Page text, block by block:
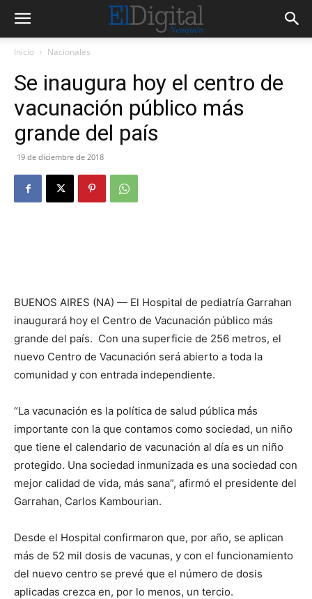
Inicio Nacionales
Se inaugura hoy el centro de
vacunación público más
grande del país
19 de diciembre de 2018
BUENOS AIRES (NA) — El Hospital de pediatría Garrahan
inaugurará hoy el Centro de Vacunación público más
grande del país. Con una superficie de 256 metros, el
nuevo Centro de Vacunación será abierto a toda la
comunidad y con entrada independiente.
“La vacunación es la política de salud pública más
importante con la que contamos como sociedad, un niño
que tiene el calendario de vacunación al día es un niño
protegido. Una sociedad inmunizada es una sociedad con
mejor calidad de vida, más sana”, afirmó el presidente del
Garrahan, Carlos Kambourian.
Desde el Hospital confirmaron que, por año, se aplican
más de 52 mil dosis de vacunas, y con el funcionamiento
del nuevo centro se prevé que el número de dosis
aplicadas crezca en, por lo menos, un tercio.